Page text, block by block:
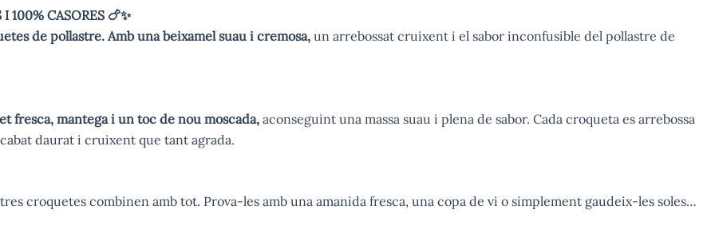
100% CASORES 🍗✨
de pollastre. Amb una beixamel suau i cremosa, un arrebossat cruixent i el sabor inconfusible del pollastre de
fresca, mantega i un toc de nou moscada, aconseguint una massa suau i plena de sabor. Cada croqueta es arrebossa
daurat i cruixent que tant agrada.
croquetes combinen amb tot. Prova-les amb una amanida fresca, una copa de vi o simplement gaudeix-les soles…